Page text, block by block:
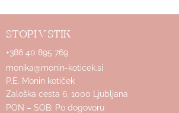
STOPI V STIK
+386 40 895 769
monika@monin-koticek.si
P.E. Monin kotiček
Zaloška cesta 6, 1000 Ljubljana
PON – SOB: Po dogovoru